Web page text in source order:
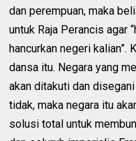
dan perempuan, maka
untuk Raja Perancis agar
hancurkan negeri kalian”.
dansa itu. Negara yang
akan ditakuti dan
tidak, maka negara itu
solusi total untuk